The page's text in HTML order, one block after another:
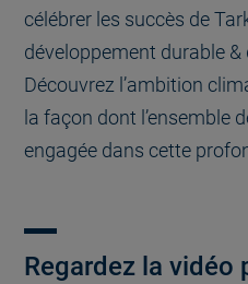
célébrer les succès de
développement durable &
Découvrez l’ambition
la façon dont l’ensemble
engagée dans cette
Regardez la vidéo